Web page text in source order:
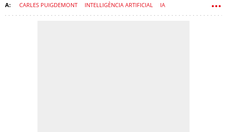
CARLES PUIGDEMONT INTEL·LIGÈNCIA ARTIFICIAL IA